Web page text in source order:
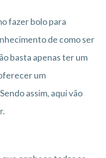
fazer bolo para
de como ser
basta apenas ter um
um
assim, aqui vão